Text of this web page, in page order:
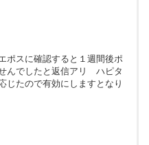
ポスに確認すると１週間後ポ
んでしたと返信アリ ハピタ
じたので有効にしますとなり